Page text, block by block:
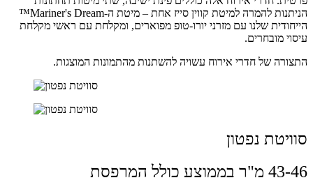
הניתנות להמרה למיטת קווין סייז אחת – מיטת ה-Mariner's Dream™
הייחודית שלנו עם מזרני יורו-טופ מפוארים, ומקלחת עם ראשי מקלחת
עיסוי מובחרים.
התצורה של חדרי אירוח עשויה להשתנות מהתמונות המוצגות.
סוויטת נפטון
43-46 מ"ר בממוצע כולל המרפסת